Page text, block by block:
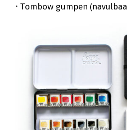
• Tombow gumpen